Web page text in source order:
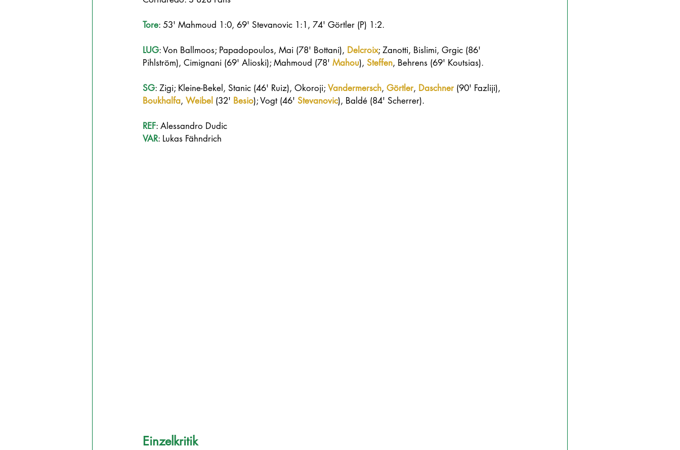
Tore: 53' Mahmoud 1:0, 69' Stevanovic 1:1, 74' Görtler (P) 1:2.
LUG: Von Ballmoos; Papadopoulos, Mai (78' Bottani), Delcroix; Zanotti, Bislimi, Grgic (86'
Pihlström), Cimignani (69' Alioski); Mahmoud (78' Mahou), Steffen, Behrens (69' Koutsias).
SG: Zigi; Kleine-Bekel, Stanic (46' Ruiz), Okoroji; Vandermersch, Görtler, Daschner (90' Fazliji),
Boukhalfa, Weibel (32' Besio); Vogt (46' Stevanovic), Baldé (84' Scherrer).
REF: Alessandro Dudic
VAR: Lukas Fähndrich
Einzelkritik